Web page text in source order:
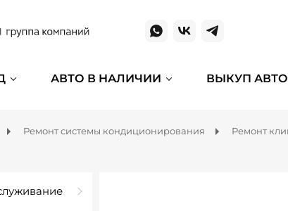
АВТО В НАЛИЧИИ ВЫКУП АВТО
Ремонт системы кондиционирования Ремонт